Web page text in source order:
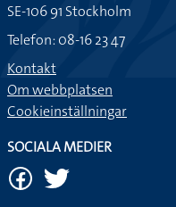
SE-106 91 Stockholm
Telefon: 08-16 23 47
Kontakt
Om webbplatsen
Cookieinställningar
SOCIALA MEDIER